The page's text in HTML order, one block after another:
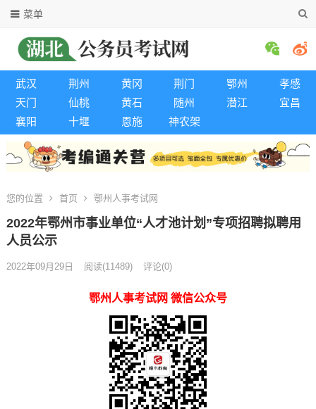
菜单
武汉 荆州 黄冈 荆门 鄂州
孝感
天门
仙桃 黄石 随州 潜江
宜昌
襄阳
十堰 恩施 神农架
您的位置 首页 鄂州人事考试网
2022年鄂州市事业单位“人才池计划”专项招聘拟聘用
人员公示
2022年09月29日 阅读(11489) 评论(0)
鄂州人事考试网 微信公众号